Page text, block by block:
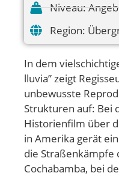
Niveau:
Region:
In dem
lluvia” zeigt
unbewusste
Strukturen auf: Bei
Historienfilm über
in Amerika gerät
die Straßenkämpfe
Cochabamba, bei